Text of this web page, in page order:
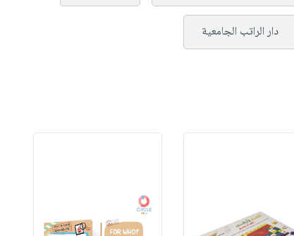
دار الراتب الجامعية